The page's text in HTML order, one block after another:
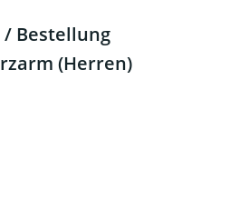
/ Bestellung
(Herren)